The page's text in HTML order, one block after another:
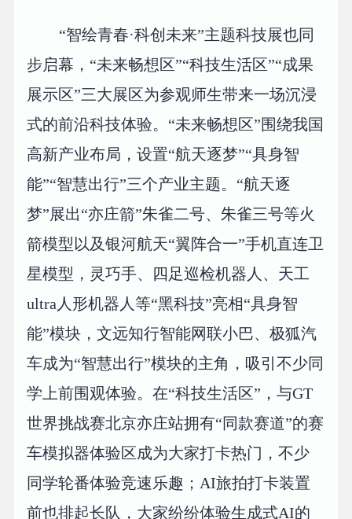
“智绘青春·科创未来”主题科技展也同
步启幕，“未来畅想区”“科技生活区”“成果
展示区”三大展区为参观师生带来一场沉浸
式的前沿科技体验。“未来畅想区”围绕我国
高新产业布局，设置“航天逐梦”“具身智
能”“智慧出行”三个产业主题。“航天逐
梦”展出“亦庄箭”朱雀二号、朱雀三号等火
箭模型以及银河航天“翼阵合一”手机直连卫
星模型，灵巧手、四足巡检机器人、天工
ultra人形机器人等“黑科技”亮相“具身智
能”模块，文远知行智能网联小巴、极狐汽
车成为“智慧出行”模块的主角，吸引不少同
学上前围观体验。在“科技生活区”，与GT
世界挑战赛北京亦庄站拥有“同款赛道”的赛
车模拟器体验区成为大家打卡热门，不少
同学轮番体验竞速乐趣；AI旅拍打卡装置
前也排起长队，大家纷纷体验生成式AI的